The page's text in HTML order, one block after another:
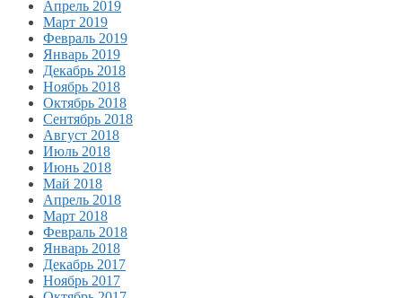
Апрель 2019
Март 2019
Февраль 2019
Январь 2019
Декабрь 2018
Ноябрь 2018
Октябрь 2018
Сентябрь 2018
Август 2018
Июль 2018
Июнь 2018
Май 2018
Апрель 2018
Март 2018
Февраль 2018
Январь 2018
Декабрь 2017
Ноябрь 2017